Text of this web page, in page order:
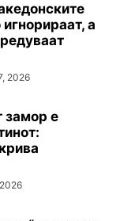
а
2026
замор е